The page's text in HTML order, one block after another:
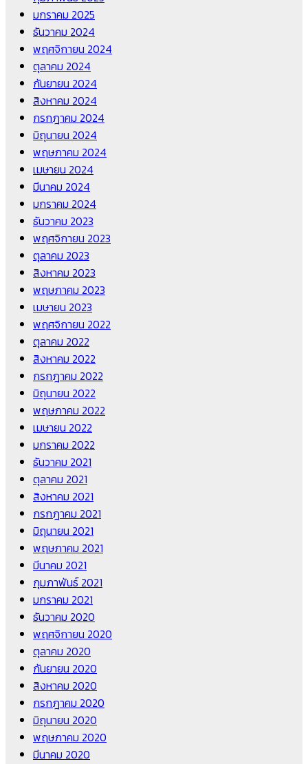
มกราคม 2025
ธันวาคม 2024
พฤศจิกายน 2024
ตุลาคม 2024
กันยายน 2024
สิงหาคม 2024
กรกฎาคม 2024
มิถุนายน 2024
พฤษภาคม 2024
เมษายน 2024
มีนาคม 2024
มกราคม 2024
ธันวาคม 2023
พฤศจิกายน 2023
ตุลาคม 2023
สิงหาคม 2023
พฤษภาคม 2023
เมษายน 2023
พฤศจิกายน 2022
ตุลาคม 2022
สิงหาคม 2022
กรกฎาคม 2022
มิถุนายน 2022
พฤษภาคม 2022
เมษายน 2022
มกราคม 2022
ธันวาคม 2021
ตุลาคม 2021
สิงหาคม 2021
กรกฎาคม 2021
มิถุนายน 2021
พฤษภาคม 2021
มีนาคม 2021
กุมภาพันธ์ 2021
มกราคม 2021
ธันวาคม 2020
พฤศจิกายน 2020
ตุลาคม 2020
กันยายน 2020
สิงหาคม 2020
กรกฎาคม 2020
มิถุนายน 2020
พฤษภาคม 2020
มีนาคม 2020